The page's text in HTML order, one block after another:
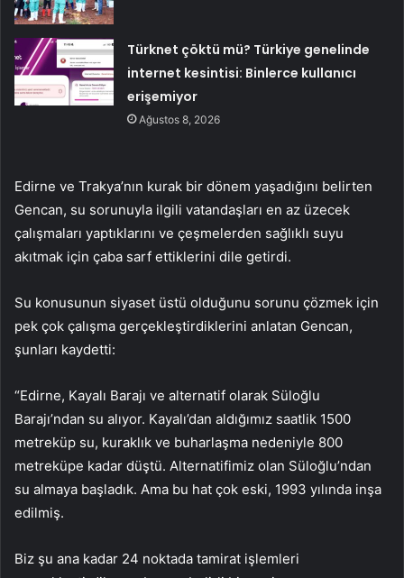
Türknet çöktü mü? Türkiye genelinde
internet kesintisi: Binlerce kullanıcı
erişemiyor
Ağustos 8, 2026
Edirne ve Trakya’nın kurak bir dönem yaşadığını belirten
Gencan, su sorunuyla ilgili vatandaşları en az üzecek
çalışmaları yaptıklarını ve çeşmelerden sağlıklı suyu
akıtmak için çaba sarf ettiklerini dile getirdi.
Su konusunun siyaset üstü olduğunu sorunu çözmek için
pek çok çalışma gerçekleştirdiklerini anlatan Gencan,
şunları kaydetti:
“Edirne, Kayalı Barajı ve alternatif olarak Süloğlu
Barajı’ndan su alıyor. Kayalı’dan aldığımız saatlik 1500
metreküp su, kuraklık ve buharlaşma nedeniyle 800
metreküpe kadar düştü. Alternatifimiz olan Süloğlu’ndan
su almaya başladık. Ama bu hat çok eski, 1993 yılında inşa
edilmiş.
Biz şu ana kadar 24 noktada tamirat işlemleri